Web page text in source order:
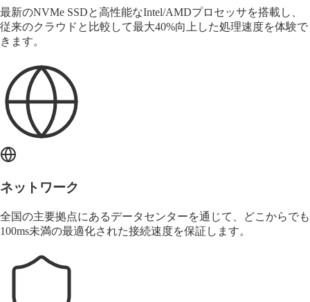
最新のNVMe SSDと高性能なIntel/AMDプロセッサを搭載し、
従来のクラウドと比較して最大40%向上した処理速度を体験で
きます。
ネットワーク
全国の主要拠点にあるデータセンターを通じて、どこからでも
100ms未満の最適化された接続速度を保証します。